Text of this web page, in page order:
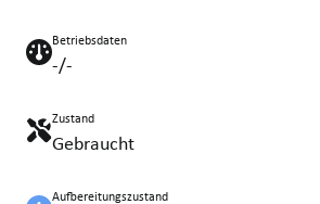
Betriebsdaten
-/-
Zustand
Gebraucht
Aufbereitungszustand